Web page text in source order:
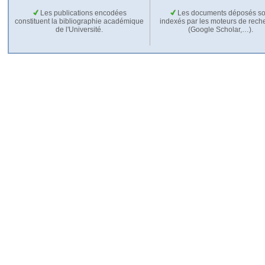
Les publications encodées
constituent la bibliographie académique
de l'Université.
Les documents déposés
indexés par les moteurs de
(Google Scholar,…).